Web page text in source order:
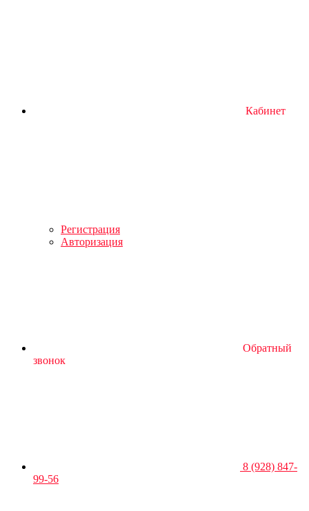
Кабинет
Регистрация
Авторизация
Обратный
звонок
8 (928) 847-
99-56